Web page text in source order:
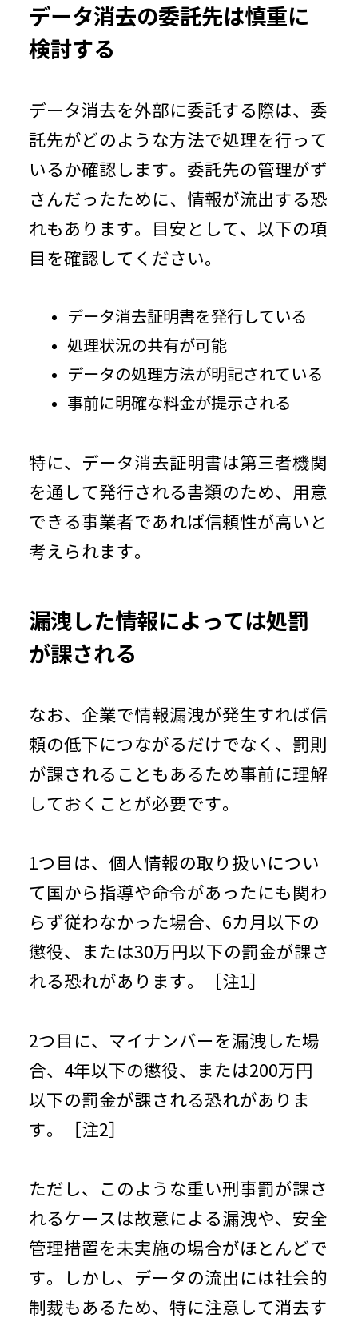
データ消去の委託先は慎重に
検討する
データ消去を外部に委託する際は、委
託先がどのような方法で処理を行って
いるか確認します。委託先の管理がず
さんだったために、情報が流出する恐
れもあります。目安として、以下の項
目を確認してください。
データ消去証明書を発行している
処理状況の共有が可能
データの処理方法が明記されている
事前に明確な料金が提示される
特に、データ消去証明書は第三者機関
を通して発行される書類のため、用意
できる事業者であれば信頼性が高いと
考えられます。
漏洩した情報によっては処罰
が課される
なお、企業で情報漏洩が発生すれば信
頼の低下につながるだけでなく、罰則
が課されることもあるため事前に理解
しておくことが必要です。
1つ目は、個人情報の取り扱いについ
て国から指導や命令があったにも関わ
らず従わなかった場合、6カ月以下の
懲役、または30万円以下の罰金が課さ
れる恐れがあります。［注1］
2つ目に、マイナンバーを漏洩した場
合、4年以下の懲役、または200万円
以下の罰金が課される恐れがありま
す。［注2］
ただし、このような重い刑事罰が課さ
れるケースは故意による漏洩や、安全
管理措置を未実施の場合がほとんどで
す。しかし、データの流出には社会的
制裁もあるため、特に注意して消去す